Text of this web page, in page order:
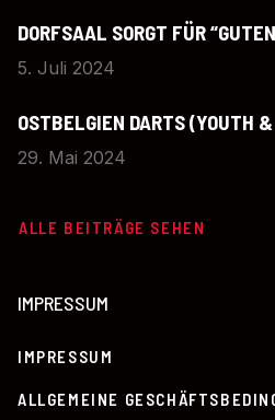
DORFSAAL SORGT FÜR
5. Juli 2024
OSTBELGIEN DARTS (YOUTH
29. Mai 2024
ALLE BEITRÄGE SEHEN
IMPRESSUM
IMPRESSUM
ALLGEMEINE